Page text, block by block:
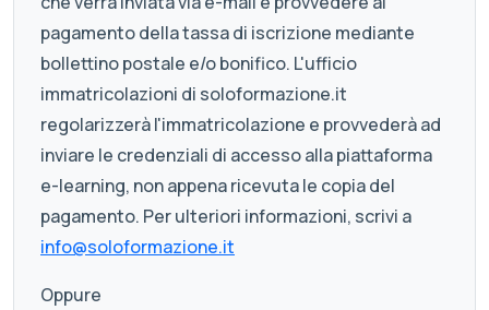
pagamento della tassa di iscrizione mediante
bollettino postale e/o bonifico. L'ufficio
immatricolazioni di soloformazione.it
regolarizzerà l'immatricolazione e provvederà ad
inviare le credenziali di accesso alla piattaforma
e-learning, non appena ricevuta le copia del
pagamento. Per ulteriori informazioni, scrivi a
info@soloformazione.it
Oppure